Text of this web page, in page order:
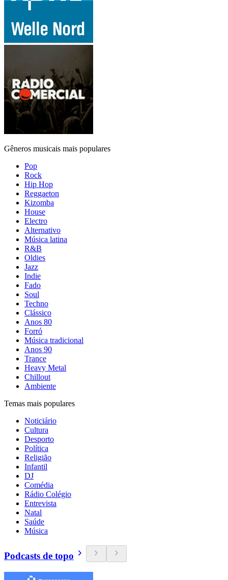
Gêneros musicais mais populares
Pop
Rock
Hip Hop
Reggaeton
Kizomba
House
Electro
Alternativo
Música latina
R&B
Oldies
Jazz
Indie
Fado
Soul
Techno
Clássico
Anos 80
Forró
Música tradicional
Anos 90
Trance
Heavy Metal
Chillout
Ambiente
Temas mais populares
Noticiário
Cultura
Desporto
Política
Religião
Infantil
DJ
Comédia
Rádio Colégio
Entrevista
Natal
Saúde
Música
Podcasts de topo